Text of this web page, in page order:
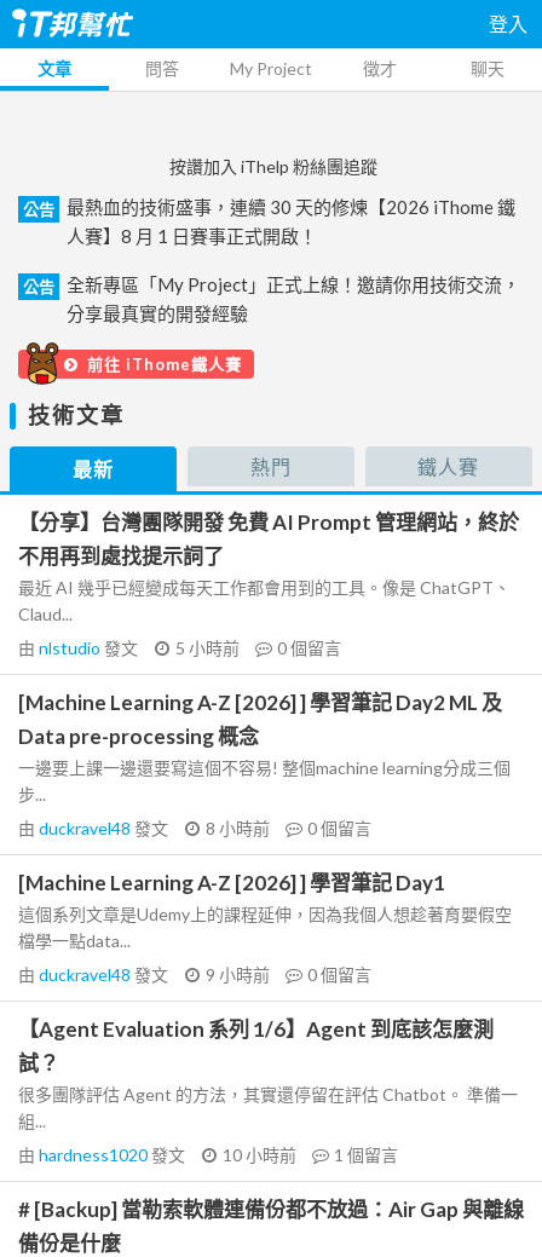
登入
文章 問答 My Project 徵才 聊天
按讚加入 iThelp 粉絲團追蹤
公告
最熱血的技術盛事，連續 30 天的修煉【2026 iThome 鐵
人賽】8 月 1 日賽事正式開啟！
公告
全新專區「My Project」正式上線！邀請你用技術交流，
分享最真實的開發經驗
前往 iThome鐵人賽
技術文章
最新 熱門 鐵人賽
【分享】台灣團隊開發 免費 AI Prompt 管理網站，終於
不用再到處找提示詞了
最近 AI 幾乎已經變成每天工作都會用到的工具。像是 ChatGPT、
Claud...
由 nlstudio 發文 5 小時前 0個留言
[Machine Learning A-Z [2026] ] 學習筆記 Day2 ML 及
Data pre-processing 概念
一邊要上課一邊還要寫這個不容易! 整個machine learning分成三個
步...
由 duckravel48 發文 8 小時前 0個留言
[Machine Learning A-Z [2026] ] 學習筆記 Day1
這個系列文章是Udemy上的課程延伸，因為我個人想趁著育嬰假空
檔學一點data...
由 duckravel48 發文 9 小時前 0個留言
【Agent Evaluation 系列 1/6】Agent 到底該怎麼測
試？
很多團隊評估 Agent 的方法，其實還停留在評估 Chatbot。 準備一
組...
由 hardness1020發文 10 小時前 1 個留言
# [Backup] 當勒索軟體連備份都不放過：Air Gap 與離線
備份是什麼